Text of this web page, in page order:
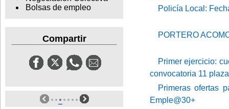
Bolsas de empleo
Compartir
Policía Local:
PORTERO
Primer ejercicio:
convocatoria 11
Primeras ofertas
Emple@30+